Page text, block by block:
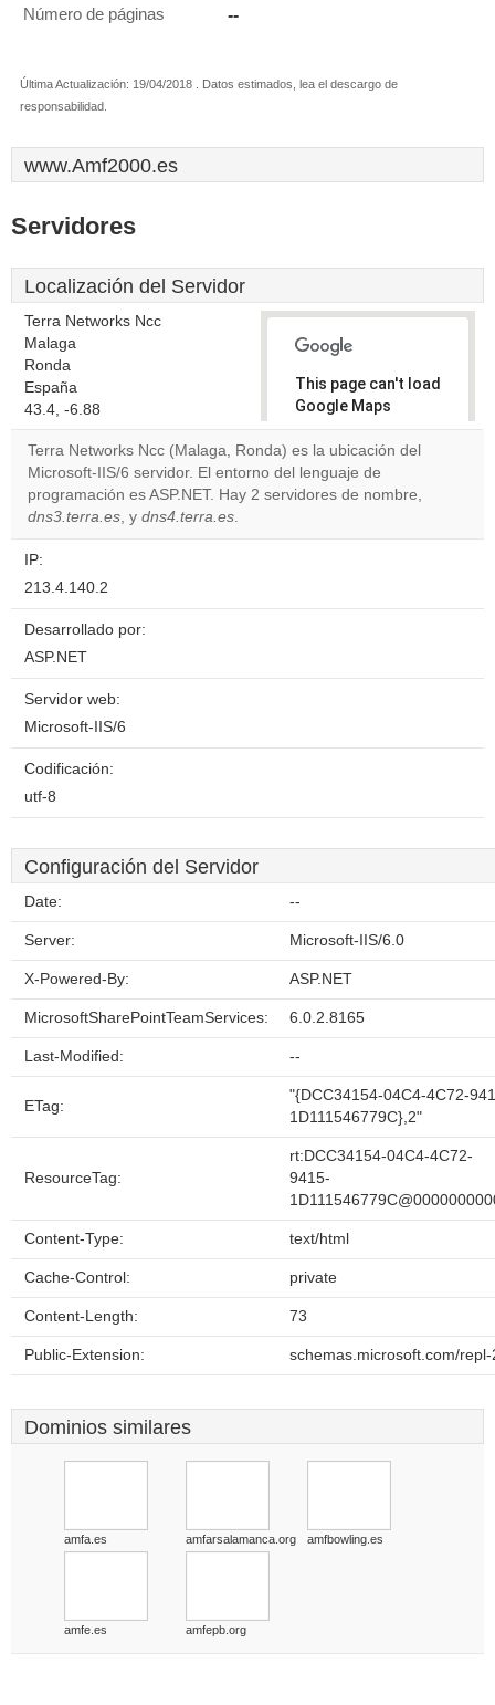
Número de páginas --
Última Actualización: 19/04/2018 . Datos estimados, lea el descargo de
responsabilidad.
www.Amf2000.es
Servidores
Localización del Servidor
Terra Networks Ncc
Malaga
Ronda
España
43.4, -6.88
This page can't load
Google Maps
correctly.
Do you
own this
Terra Networks Ncc (Malaga, Ronda) es la ubicación del
Microsoft-IIS/6 servidor. El entorno del lenguaje de
programación es ASP.NET. Hay 2 servidores de nombre,
dns3.terra.es, y dns4.terra.es.
IP:
213.4.140.2
Desarrollado por:
ASP.NET
Servidor web:
Microsoft-IIS/6
Codificación:
utf-8
Configuración del Servidor
Date: --
Server: Microsoft-IIS/6.0
X-Powered-By: ASP.NET
MicrosoftSharePointTeamServices: 6.0.2.8165
Last-Modified: --
ETag:
"{DCC34154-04C4-4C72-
1D111546779C},2"
ResourceTag:
rt:DCC34154-04C4-4C72-
9415-
Content-Type: text/html
Cache-Control: private
Content-Length: 73
Public-Extension: schemas.microsoft.com/repl-
Dominios similares
amfa.es amfarsalamanca.org amfbowling.es
amfe.es amfepb.org